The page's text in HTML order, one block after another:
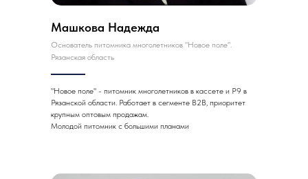
Машкова Надежда
Основатель питомника многолетников "Новое поле".
Рязанская область
"Новое поле" - питомник многолетников в кассете и Р9 в
Рязанской области. Работает в сегменте B2B, приоритет
крупным оптовым продажам.
Молодой питомник с большими планами